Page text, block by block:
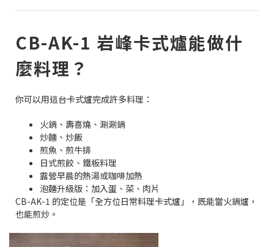
CB-AK-1 岩峰卡式爐能做什
麼料理？
你可以用這台卡式爐完成許多料理：
火鍋、壽喜燒、涮涮鍋
炒麵、炒飯
煎魚、煎牛排
日式煎餃、鐵板料理
露營早晨的熱湯或咖啡加熱
泡麵升級版：加入蛋、菜、肉片
CB-AK-1 的定位是「全方位日常料理卡式爐」，既能當火鍋爐，
也能煎炒。